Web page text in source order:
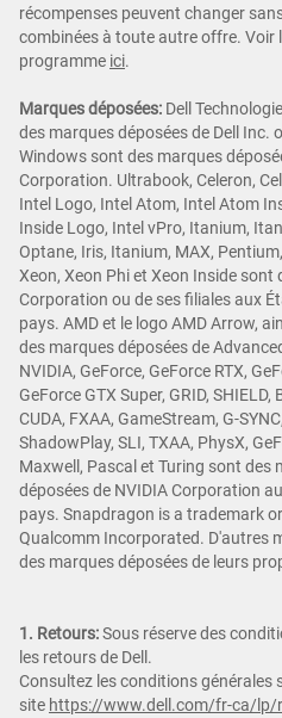
récompenses peuvent changer
combinées à toute autre offre. Voir
programme ici.
Marques déposées: Dell
des marques déposées de Dell Inc.
Windows sont des marques
Corporation. Ultrabook, Celeron,
Intel Logo, Intel Atom, Intel Atom
Inside Logo, Intel vPro, Itanium,
Optane, Iris, Itanium, MAX,
Xeon, Xeon Phi et Xeon Inside sont
Corporation ou de ses filiales aux
pays. AMD et le logo AMD Arrow,
des marques déposées de
NVIDIA, GeForce, GeForce RTX,
GeForce GTX Super, GRID,
CUDA, FXAA, GameStream, G-
ShadowPlay, SLI, TXAA, PhysX,
Maxwell, Pascal et Turing sont des
déposées de NVIDIA Corporation
pays. Snapdragon is a trademark
Qualcomm Incorporated. D'autres
des marques déposées de leurs
1. Retours:Sous réserve des
les retours de Dell.
Consultez les conditions générales
site https://www.dell.com/fr-ca/lp/